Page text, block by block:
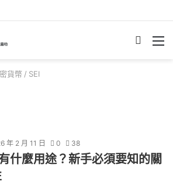
Search
貨幣 / SEI
年 2 月 11 日 0 38
有什麼用途？新手必須要知的關